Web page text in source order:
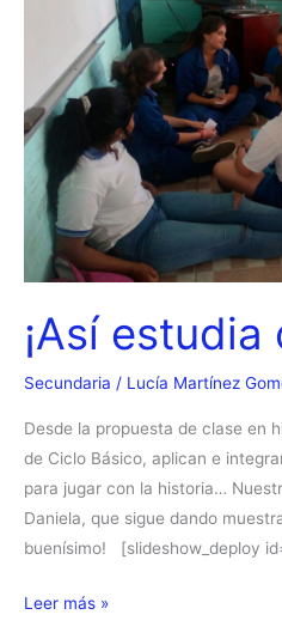
¡Así
Secundaria / Lucía Martínez
Desde la propuesta de clase en
de Ciclo Básico, aplican e
para jugar con la historia…
Daniela, que sigue dando
buenísimo! [slideshow_deploy
¡Así
Leer más »